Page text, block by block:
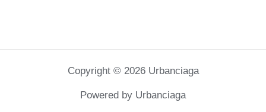
Copyright © 2026 Urbanciaga
Powered by Urbanciaga